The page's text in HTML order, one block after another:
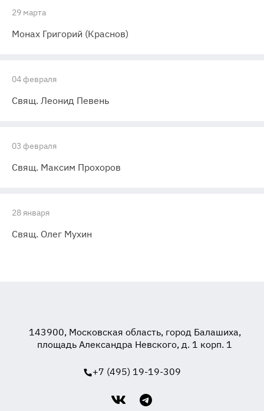
29 марта
Монах Григорий (Краснов)
04 февраля
Свящ. Леонид Певень
03 февраля
Свящ. Максим Прохоров
28 января
Свящ. Олег Мухин
143900, Московская область, город Балашиха,
площадь Александра Невского, д. 1 корп. 1
+7 (495) 19-19-309